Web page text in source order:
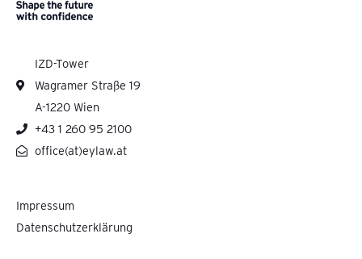
IZD-Tower
Wagramer Straße 19
A-1220 Wien
+43 1 260 95 2100
office(at)eylaw.at
Impressum
Datenschutzerklärung